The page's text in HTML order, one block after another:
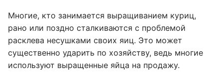
Многие, кто занимается выращиванием куриц,
рано или поздно сталкиваются с проблемой
расклева несушками своих яиц. Это может
существенно ударить по хозяйству, ведь многие
используют выращенные яйца на продажу.